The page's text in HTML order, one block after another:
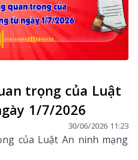
trọng của Luật
1/7/2026
30/06/2026 11:23
của Luật An ninh mạng